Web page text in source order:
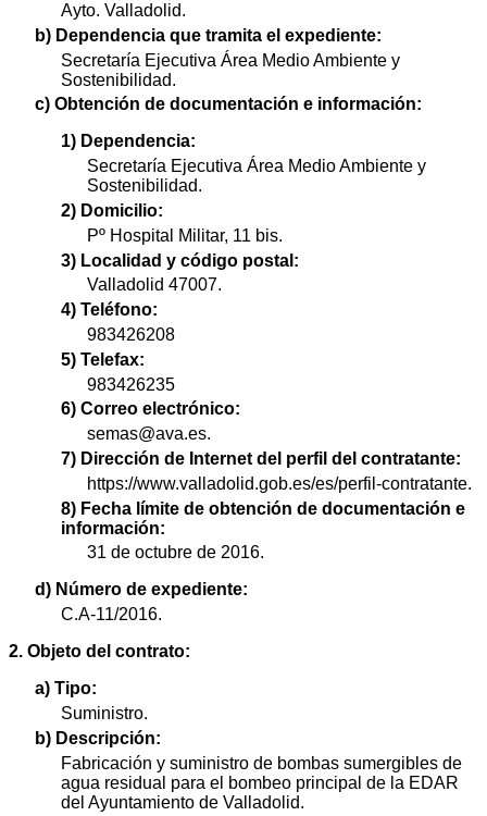
Ayto. Valladolid.
b) Dependencia que tramita el expediente:
Secretaría Ejecutiva Área Medio Ambiente y
Sostenibilidad.
c) Obtención de documentación e información:
1) Dependencia:
Secretaría Ejecutiva Área Medio Ambiente y
Sostenibilidad.
2) Domicilio:
Pº Hospital Militar, 11 bis.
3) Localidad y código postal:
Valladolid 47007.
4) Teléfono:
983426208
5) Telefax:
983426235
6) Correo electrónico:
semas@ava.es.
7) Dirección de Internet del perfil del contratante:
https://www.valladolid.gob.es/es/perfil-contratante.
8) Fecha límite de obtención de documentación e
información:
31 de octubre de 2016.
d) Número de expediente:
C.A-11/2016.
2. Objeto del contrato:
a) Tipo:
Suministro.
b) Descripción:
Fabricación y suministro de bombas sumergibles de
agua residual para el bombeo principal de la EDAR
del Ayuntamiento de Valladolid.